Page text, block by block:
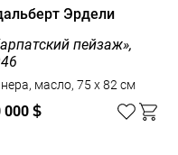
Эрдели
пейзаж»,
масло, 75 x 82 см
000 $